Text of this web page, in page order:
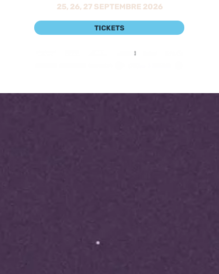
25, 26, 27 SEPTEMBRE 2026
TICKETS